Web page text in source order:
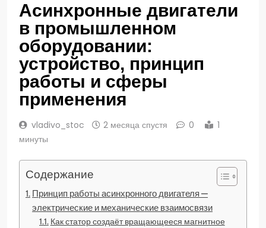
Асинхронные двигатели
в промышленном
оборудовании:
устройство, принцип
работы и сферы
применения
vladivo_stoc 2 месяца спустя 0
1
минуты
Содержание
Принцип работы асинхронного двигателя —
электрические и механические взаимосвязи
Как статор создаёт вращающееся магнитное